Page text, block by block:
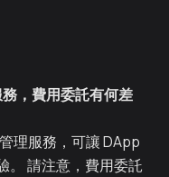
，費用委託有何差
理服務，可讓 DApp
。 請注意，費用委託